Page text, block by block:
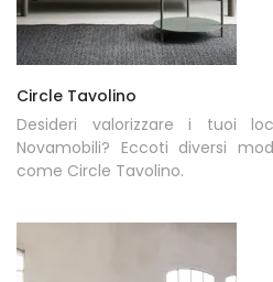
Circle Tavolino
Desideri valorizzare i tuoi
Novamobili? Eccoti diversi
come Circle Tavolino.